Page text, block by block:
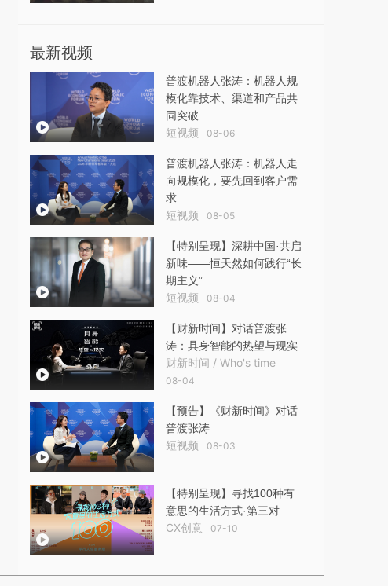
最新视频
普渡机器人张涛：机器人规
模化靠技术、渠道和产品共
同突破
短视频 08-06
普渡机器人张涛：机器人走
向规模化，要先回到客户需
求
短视频 08-05
【特别呈现】深耕中国·共启
新味——恒天然如何践行“长
期主义”
短视频 08-04
【财新时间】对话普渡张
涛：具身智能的热望与现实
财新时间 / Who's time
08-04
【预告】《财新时间》对话
普渡张涛
短视频 08-03
【特别呈现】寻找100种有
意思的生活方式·第三对
CX创意 07-10